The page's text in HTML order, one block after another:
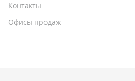
Контакты
Офисы продаж